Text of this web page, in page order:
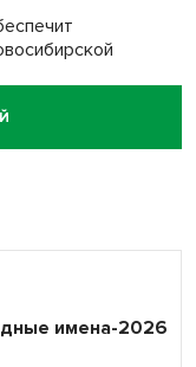
объявляет
имена-2026